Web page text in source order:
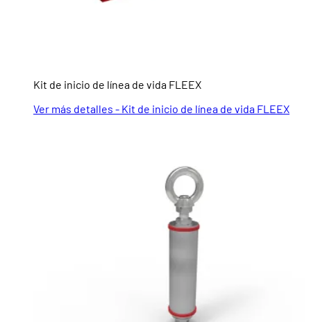
Kit de inicio de línea de vida FLEEX
Ver más detalles - Kit de inicio de línea de vida FLEEX